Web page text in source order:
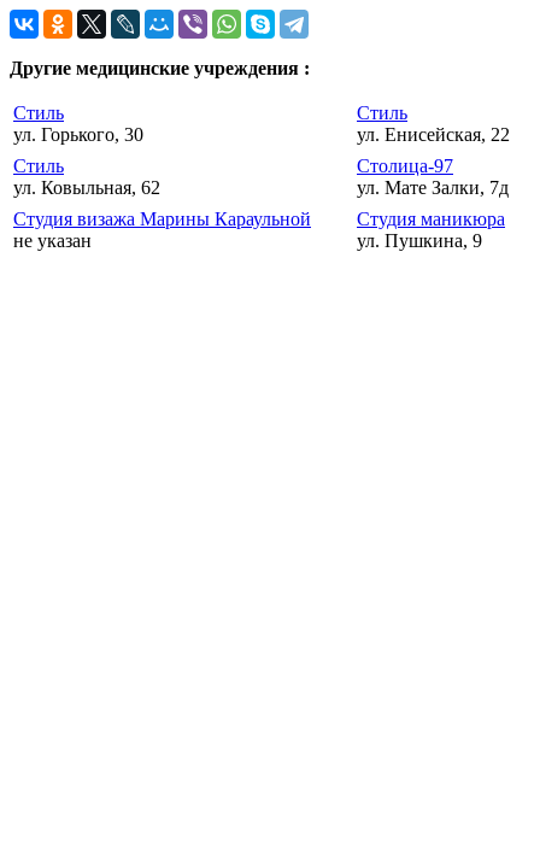
Другие медицинские учреждения :
Стиль
ул. Горького, 30
Стиль
ул. Енисейская, 22
Стиль
ул. Ковыльная, 62
Столица-97
ул. Мате Залки, 7д
Студия визажа Марины Караульной
не указан
Студия маникюра
ул. Пушкина, 9